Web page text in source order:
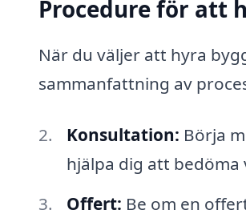
Procedure för att
När du väljer att hyra
sammanfattning av
Konsultation: Börja
hjälpa dig att
Offert: Be om en